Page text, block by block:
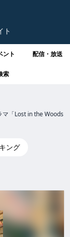
ト
ント 配信・放送
索
マ「Lost in the Woods
ング